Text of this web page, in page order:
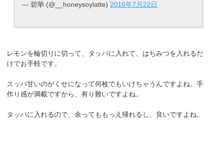
— 碧華 (@__honeysoylatte)2016年7月22日
レモンを輪切りに切って、タッパに入れて、はちみつを入れるだ
けでお手軽です。
スッパ甘いのがくせになって何枚でもいけちゃうんですよね。手
作り感が満載ですから、有り難いですよね。
タッパに入れるので、余ってももっえ帰れるし、良いですよね。